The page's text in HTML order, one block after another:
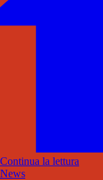
Continua la lettura
News